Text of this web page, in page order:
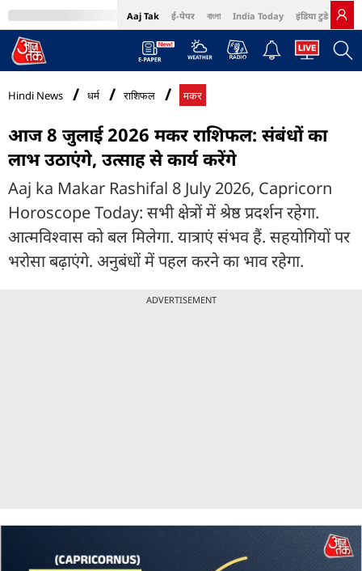
Aaj Tak ई-पेपर বাংলা India Today इंडिया टुडे हिंदी
MumbaiTak Cosmopolitan Harper's Bazaar Northeast
Hindi News धर्म राशिफल मकर
आज 8 जुलाई 2026 मकर राशिफल: संबंधों का
लाभ उठाएंगे, उत्साह से कार्य करेंगे
Aaj ka Makar Rashifal 8 July 2026, Capricorn
Horoscope Today: सभी क्षेत्रों में श्रेष्ठ प्रदर्शन रहेगा.
आत्मविश्वास को बल मिलेगा. यात्राएं संभव हैं. सहयोगियों पर
भरोसा बढ़ाएंगे. अनुबंधों में पहल करने का भाव रहेगा.
ADVERTISEMENT